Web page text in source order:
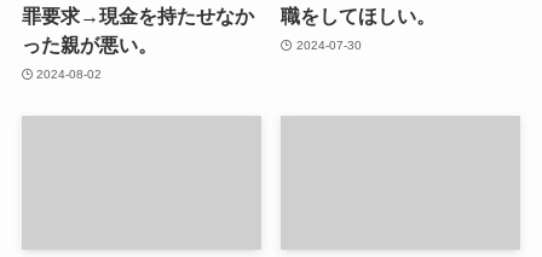
罪要求→現金を持たせなか
った親が悪い。
2024-08-02
職をしてほしい。
2024-07-30